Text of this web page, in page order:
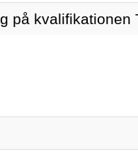
på kvalifikationen